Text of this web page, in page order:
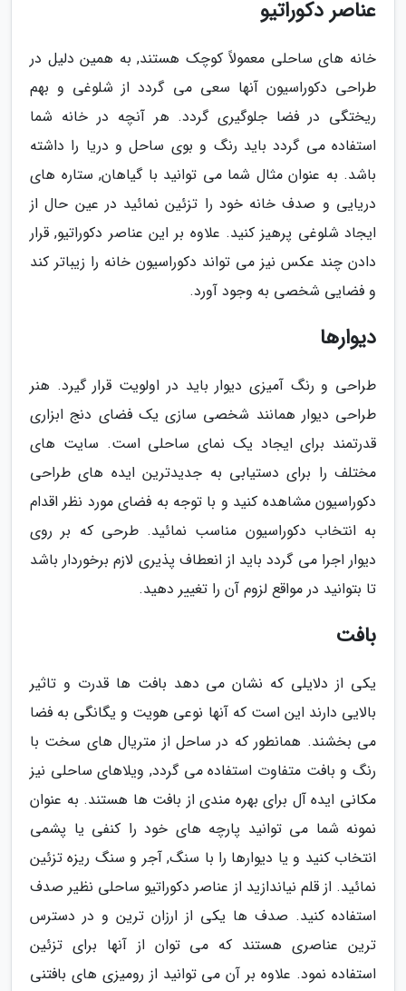
عناصر دکوراتیو
خانه های ساحلی معمولاً کوچک هستند, به همین دلیل در
طراحی دکوراسیون آنها سعی می گردد از شلوغی و بهم
ریختگی در فضا جلوگیری گردد. هر آنچه در خانه شما
استفاده می گردد باید رنگ و بوی ساحل و دریا را داشته
باشد. به عنوان مثال شما می توانید با گیاهان, ستاره های
دریایی و صدف خانه خود را تزئین نمائید در عین حال از
ایجاد شلوغی پرهیز کنید. علاوه بر این عناصر دکوراتیو, قرار
دادن چند عکس نیز می تواند دکوراسیون خانه را زیباتر کند
و فضایی شخصی به وجود آورد.
دیوارها
طراحی و رنگ آمیزی دیوار باید در اولویت قرار گیرد. هنر
طراحی دیوار همانند شخصی سازی یک فضای دنج ابزاری
قدرتمند برای ایجاد یک نمای ساحلی است. سایت های
مختلف را برای دستیابی به جدیدترین ایده های طراحی
دکوراسیون مشاهده کنید و با توجه به فضای مورد نظر اقدام
به انتخاب دکوراسیون مناسب نمائید. طرحی که بر روی
دیوار اجرا می گردد باید از انعطاف پذیری لازم برخوردار باشد
تا بتوانید در مواقع لزوم آن را تغییر دهید.
بافت
یکی از دلایلی که نشان می دهد بافت ها قدرت و تاثیر
بالایی دارند این است که آنها نوعی هویت و یگانگی به فضا
می بخشند. همانطور که در ساحل از متریال های سخت با
رنگ و بافت متفاوت استفاده می گردد, ویلاهای ساحلی نیز
مکانی ایده آل برای بهره مندی از بافت ها هستند. به عنوان
نمونه شما می توانید پارچه های خود را کنفی یا پشمی
انتخاب کنید و یا دیوارها را با سنگ, آجر و سنگ ریزه تزئین
نمائید. از قلم نیاندازید از عناصر دکوراتیو ساحلی نظیر صدف
استفاده کنید. صدف ها یکی از ارزان ترین و در دسترس
ترین عناصری هستند که می توان از آنها برای تزئین
استفاده نمود. علاوه بر آن می توانید از رومیزی های بافتنی